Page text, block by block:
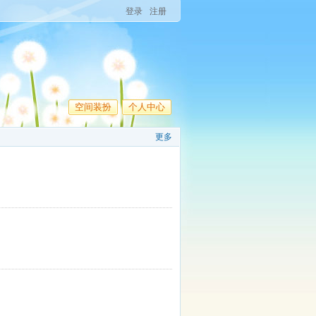
登录 注册
空间装扮 个人中心
更多